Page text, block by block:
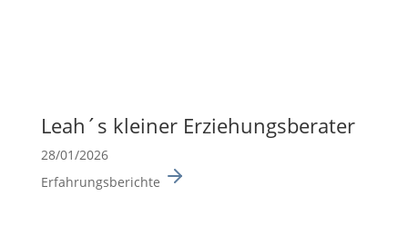
Leah´s kleiner Erzie­hungs­be­rater
28/01/2026
Erfahrungsberichte